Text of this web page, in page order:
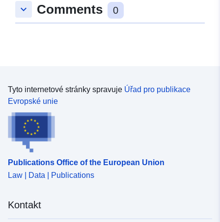
keyboard_arrow_down Comments 0
Tyto internetové stránky spravuje Úřad pro publikace
Evropské unie
Publications Office of the European Union
Law | Data | Publications
Kontakt